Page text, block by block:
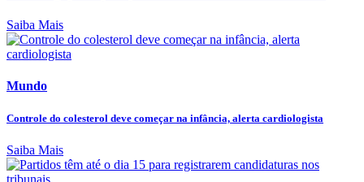
Saiba Mais
Mundo
Controle do colesterol deve começar na infância, alerta cardiologista
Saiba Mais